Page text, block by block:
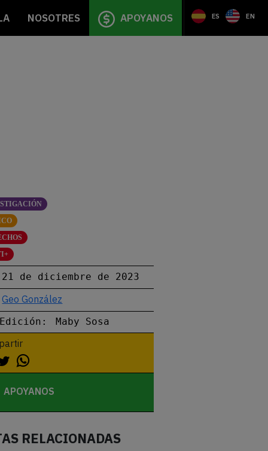
NOSOTRES APOYANOS ES EN
21 de diciembre de 2023
Geo González
Edición: Maby Sosa
APOYANOS
RELACIONADAS